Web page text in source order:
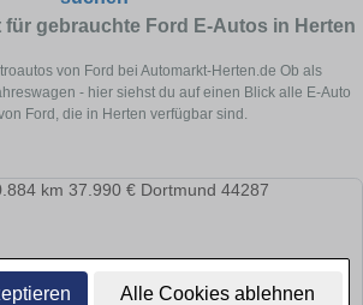
Alle Cookies ablehnen
gebrauchte Ford E-Autos in Herten
von Ford bei Automarkt-Herten.de Ob als
- hier siehst du auf einen Blick alle E-Auto
Ford, die in Herten verfügbar sind.